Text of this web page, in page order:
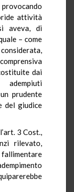
attività
aveva, di
– come
dai
prudente
del giudice
3 Cost.,
rilevato,
fallimentare